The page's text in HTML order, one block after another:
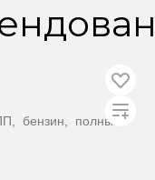
бензин, полный